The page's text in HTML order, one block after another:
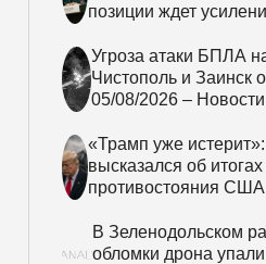
позиции ждет
Угроза атаки БПЛА
Чистополь и Заинск
05/08/2026 – Новости
«Трамп уже
высказался об итогах
противостояния
В Зеленодольском
обломки дрона